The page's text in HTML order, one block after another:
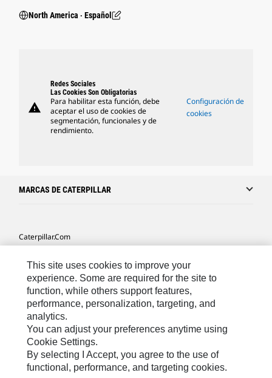
North America ‧ Español
warning
Redes Sociales
Las Cookies Son Obligatorias
Para habilitar esta función, debe
aceptar el uso de cookies de
segmentación, funcionales y de
rendimiento.
Configuración de
cookies
MARCAS DE CATERPILLAR
Caterpillar.com
Mis Preferencias De Marketing
Site Map
Cookie Settings
Legal
Privacy
This site uses cookies to improve your
experience. Some are required for the site to
function, while others support features,
performance, personalization, targeting, and
analytics.
You can adjust your preferences anytime using
Cookie Settings.
By selecting I Accept, you agree to the use of
functional, performance, and targeting cookies.